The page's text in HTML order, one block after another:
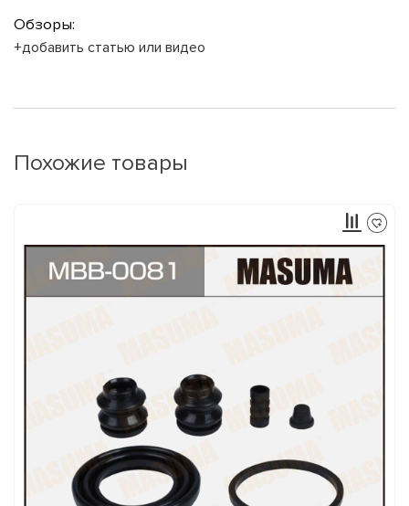
Обзоры:
+добавить статью или видео
Похожие товары